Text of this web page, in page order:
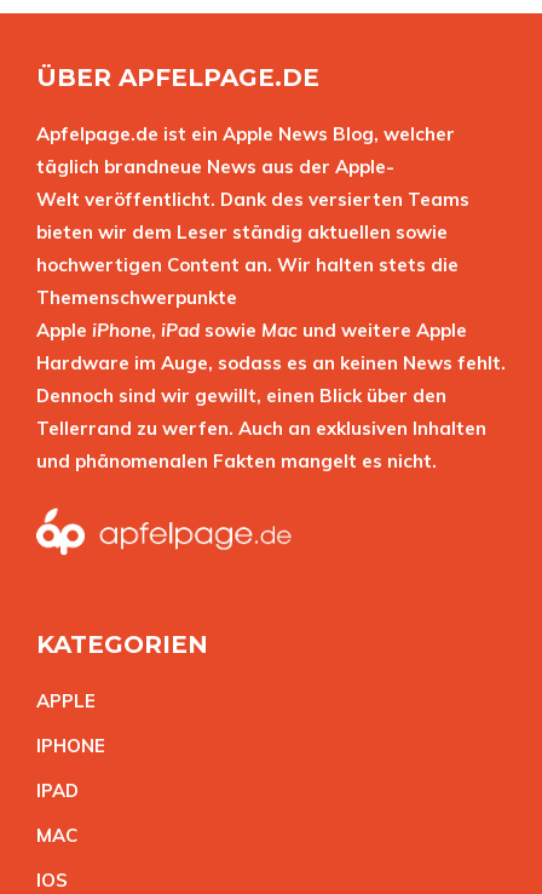
ÜBER APFELPAGE.DE
Apfelpage.de ist ein Apple News Blog, welcher
täglich brandneue News aus der Apple-
Welt veröffentlicht. Dank des versierten Teams
bieten wir dem Leser ständig aktuellen sowie
hochwertigen Content an. Wir halten stets die
Themenschwerpunkte
Apple iPhone, iPad sowie Mac und weitere Apple
Hardware im Auge, sodass es an keinen News fehlt.
Dennoch sind wir gewillt, einen Blick über den
Tellerrand zu werfen. Auch an exklusiven Inhalten
und phänomenalen Fakten mangelt es nicht.
KATEGORIEN
APPLE
IPHONE
IPAD
MAC
IOS